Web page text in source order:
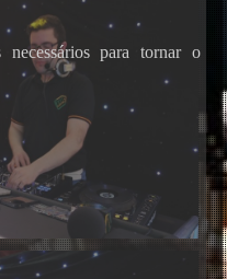
necessários para tornar o